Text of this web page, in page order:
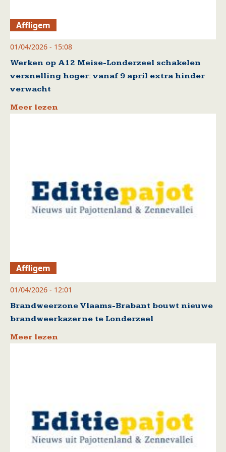
Affligem
01/04/2026 - 15:08
Werken op A12 Meise-Londerzeel schakelen
versnelling hoger: vanaf 9 april extra hinder
verwacht
Meer lezen
Affligem
01/04/2026 - 12:01
Brandweerzone Vlaams-Brabant bouwt nieuwe
brandweerkazerne te Londerzeel
Meer lezen